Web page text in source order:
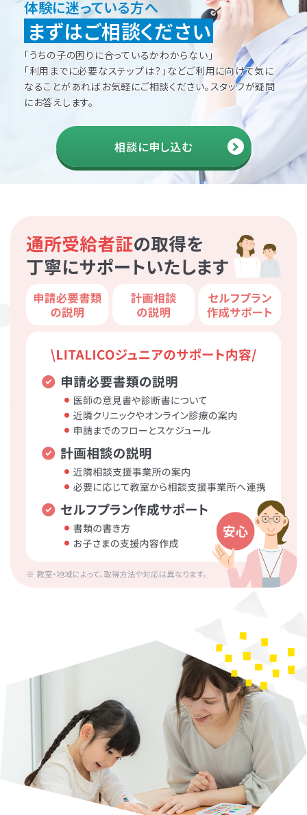
体験に迷っている方へ
まずはご相談ください
「うちの子の困りに合っているかわからない」
「利用までに必要なステップは？」などご利用に向けて気に
なることがあればお気軽にご相談ください。スタッフが疑問
にお答えします。
相談に申し込む